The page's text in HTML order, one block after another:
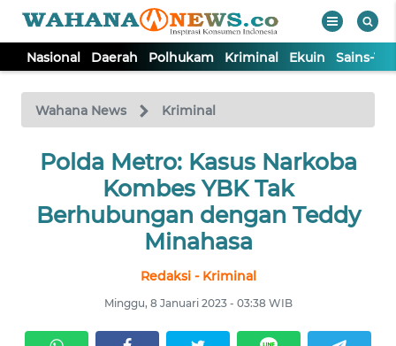
Nasional Daerah Polhukam Kriminal Ekuin Sains-
Wahana News Kriminal
Polda Metro: Kasus Narkoba
Kombes YBK Tak
Berhubungan dengan Teddy
Minahasa
Redaksi - Kriminal
Minggu, 8 Januari 2023 - 03:38 WIB
TV
Tutup
NASIONAL
DAERAH